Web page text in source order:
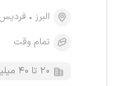
البرز
فردیس
تمام وقت
۲۰ تا ۴۰ میلیون تومان